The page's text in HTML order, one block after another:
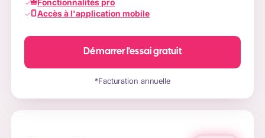
Accès à l'application mobile
Démarrer l'essai gratuit
*Facturation annuelle